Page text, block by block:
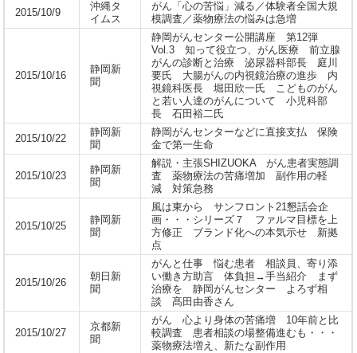
2015/10/9
沖縄タ
イムス
がん「心の苦悩」減る／体験者全国大規
模調査／薬物療法の悩みは急増
2015/10/16
静岡新
聞
静岡がんセンター公開講座 第12弾
Vol.3 知って役立つ、がん医療 前立腺
がんの診断と治療 泌尿器科部長 庭川
要氏 大腸がんの内視鏡治療の進歩 内
視鏡科医長 堀田欣一氏 こどものがん
と若い人達のがんについて 小児科部
長 石田裕二氏
2015/10/22
静岡新
聞
静岡がんセンターなどに直接支払 保険
金で第一生命
2015/10/23
静岡新
聞
解説・主張SHIZUOKA がん患者実態調
査 薬物療法の苦痛増加 副作用の軽
減 対策急務
2015/10/25
静岡新
聞
風は東から サンフロント21懇話会企
画・・・シリーズ７ ファルマ目標を上
方修正 ブランド化への本気示せ 新拠
点
2015/10/26
朝日新
聞
がんと仕事 悩む患者 相談員、寄り添
い働き方助言 体負担→手当紹介 まず
治療を 静岡がんセンター よろず相
談 髙田由香さん
2015/10/27
京都新
聞
がん 心より身体の苦痛増 10年前と比
較調査 患者相談の場整備進むも・・・
薬物療法増え、新たな副作用